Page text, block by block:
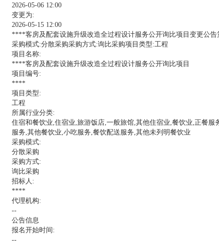
2026-05-06 12:00
变更为:
2026-05-15 12:00
****客房及配套设施升级改造全过程设计服务公开询比项目变更公告
采购模式:分散采购采购方式:询比采购项目类型:工程
项目名称:
****客房及配套设施升级改造全过程设计服务公开询比项目
项目编号:
****
项目类型:
工程
所属行业分类:
住宿和餐饮业,住宿业,旅游饭店,一般旅馆,其他住宿业,餐饮业,正餐
服务,其他餐饮业,小吃服务,餐饮配送服务,其他未列明餐饮业
采购模式:
分散采购
采购方式:
询比采购
招标人:
****
代理机构:
--
公告信息
报名开始时间:
--